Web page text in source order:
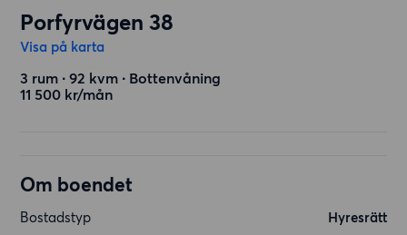
Porfyrvägen 38
Visa på karta
3 rum ∙ 92 kvm ∙ Bottenvåning
11 500 kr/mån
Om boendet
Bostadstyp
Hyresrätt